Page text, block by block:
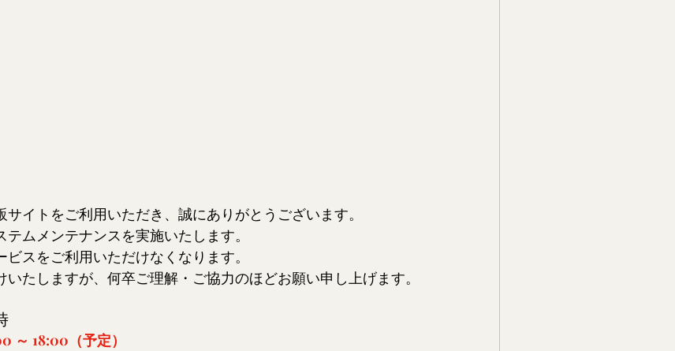
イトをご利用いただき、誠にありがとうございます。
ムメンテナンスを実施いたします。
スをご利用いただけなくなります。
たしますが、何卒ご理解・ご協力のほどお願い申し上げます。
～ 18:00（予定）